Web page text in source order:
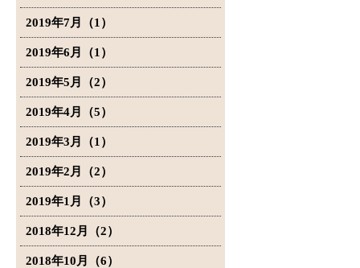
2019年7月（1）
2019年6月（1）
2019年5月（2）
2019年4月（5）
2019年3月（1）
2019年2月（2）
2019年1月（3）
2018年12月（2）
2018年10月（6）